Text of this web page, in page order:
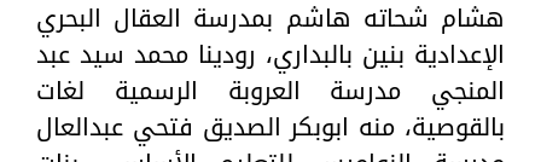
هشام شحاته هاشم بمدرسة العقال البحري
الإعدادية بنين بالبداري، رودينا محمد سيد عبد
المنجي مدرسة العروبة الرسمية لغات
بالقوصية، منه ابوبكر الصديق فتحي عبدالعال